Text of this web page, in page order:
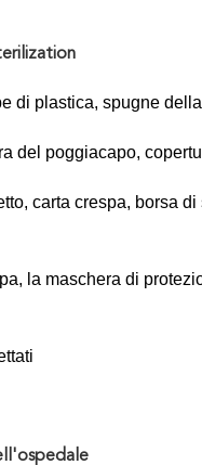
di plastica, spugne
del poggiacapo,
carta crespa, borsa
la maschera di